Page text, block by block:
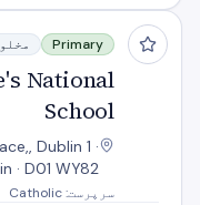
National School
Primary
National
School
Dublin 1 ·
· D01 WY82
سرپرست: Catholic